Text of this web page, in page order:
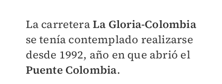
La carreteraLa Gloria-Colombia
se tenía contemplado realizarse
desde 1992, año en que abrió el
Puente Colombia.